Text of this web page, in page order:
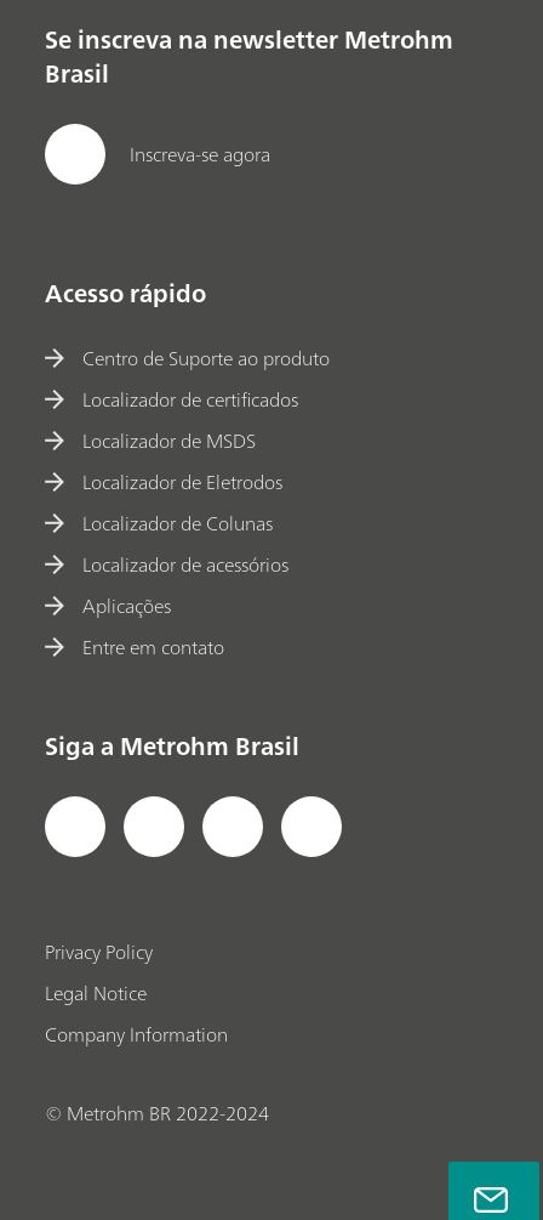
Se inscreva na newsletter Metrohm
Brasil
Inscreva-se agora
Acesso rápido
Centro de Suporte ao produto
Localizador de certificados
Localizador de MSDS
Localizador de Eletrodos
Localizador de Colunas
Localizador de acessórios
Aplicações
Entre em contato
Siga a Metrohm Brasil
Privacy Policy
Legal Notice
Company Information
© Metrohm BR 2022-2024